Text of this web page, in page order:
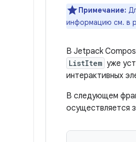
Примечание:
информацию см. в
В Jetpack
ListItem уже
интерактивных
В следующем
осуществляется